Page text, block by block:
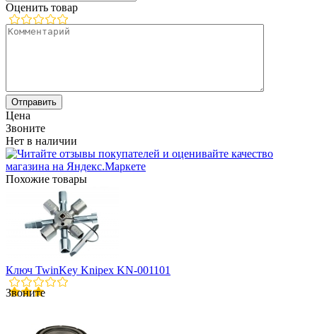
Оценить товар
Цена
Звоните
Нет в наличии
Похожие товары
Ключ TwinKey Knipex KN-001101
Звоните